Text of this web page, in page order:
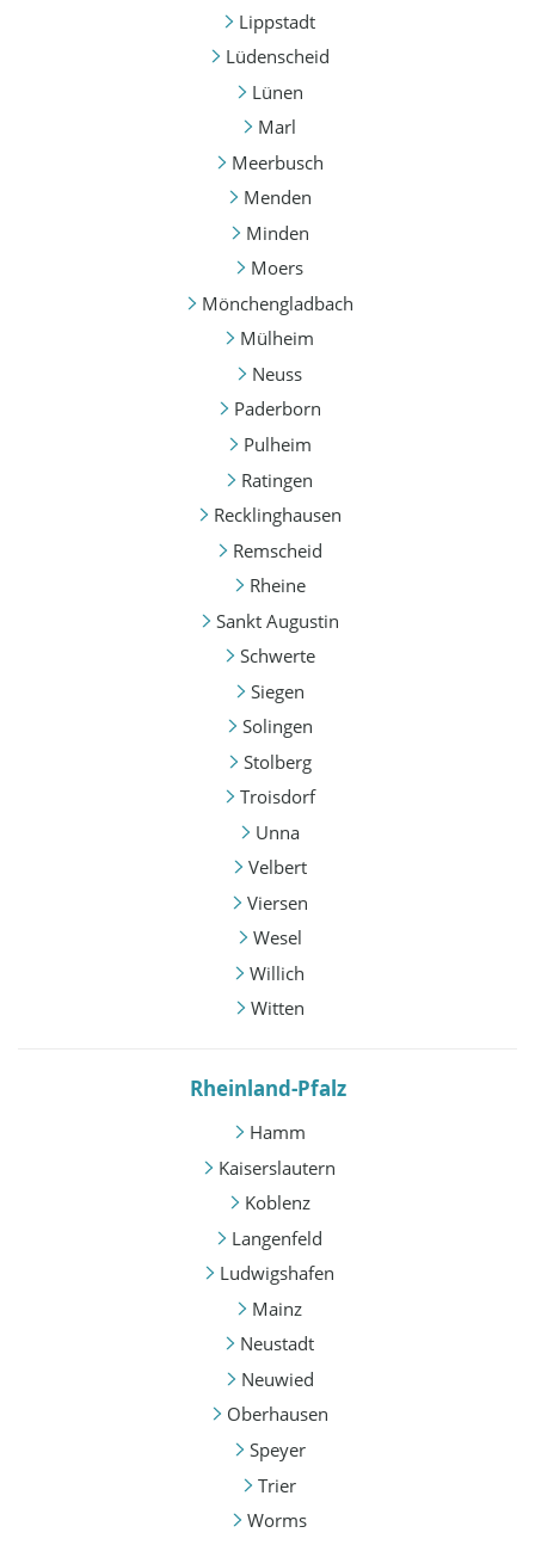
Lippstadt
Lüdenscheid
Lünen
Marl
Meerbusch
Menden
Minden
Moers
Mönchengladbach
Mülheim
Neuss
Paderborn
Pulheim
Ratingen
Recklinghausen
Remscheid
Rheine
Sankt Augustin
Schwerte
Siegen
Solingen
Stolberg
Troisdorf
Unna
Velbert
Viersen
Wesel
Willich
Witten
Rheinland-Pfalz
Hamm
Kaiserslautern
Koblenz
Langenfeld
Ludwigshafen
Mainz
Neustadt
Neuwied
Oberhausen
Speyer
Trier
Worms